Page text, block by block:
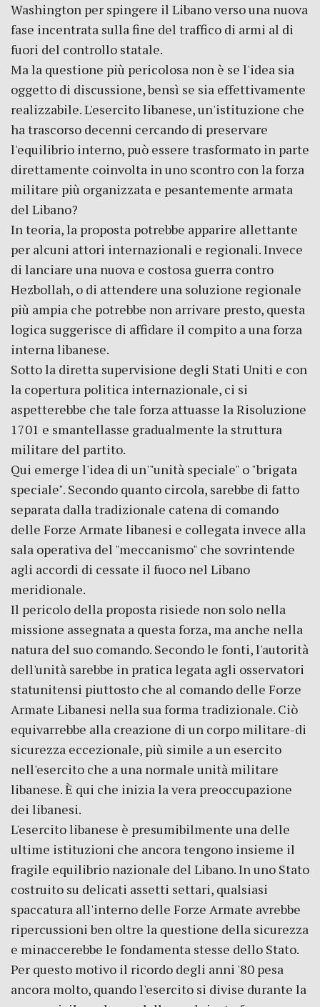
Washington per spingere il Libano verso una nuova
fase incentrata sulla fine del traffico di armi al di
fuori del controllo statale.
Ma la questione più pericolosa non è se l'idea sia
oggetto di discussione, bensì se sia effettivamente
realizzabile. L'esercito libanese, un'istituzione che
ha trascorso decenni cercando di preservare
l'equilibrio interno, può essere trasformato in parte
direttamente coinvolta in uno scontro con la forza
militare più organizzata e pesantemente armata
del Libano?
In teoria, la proposta potrebbe apparire allettante
per alcuni attori internazionali e regionali. Invece
di lanciare una nuova e costosa guerra contro
Hezbollah, o di attendere una soluzione regionale
più ampia che potrebbe non arrivare presto, questa
logica suggerisce di affidare il compito a una forza
interna libanese.
Sotto la diretta supervisione degli Stati Uniti e con
la copertura politica internazionale, ci si
aspetterebbe che tale forza attuasse la Risoluzione
1701 e smantellasse gradualmente la struttura
militare del partito.
Qui emerge l'idea di un'"unità speciale" o "brigata
speciale". Secondo quanto circola, sarebbe di fatto
separata dalla tradizionale catena di comando
delle Forze Armate libanesi e collegata invece alla
sala operativa del "meccanismo" che sovrintende
agli accordi di cessate il fuoco nel Libano
meridionale.
Il pericolo della proposta risiede non solo nella
missione assegnata a questa forza, ma anche nella
natura del suo comando. Secondo le fonti, l'autorità
dell'unità sarebbe in pratica legata agli osservatori
statunitensi piuttosto che al comando delle Forze
Armate Libanesi nella sua forma tradizionale. Ciò
equivarrebbe alla creazione di un corpo militare-di
sicurezza eccezionale, più simile a un esercito
nell'esercito che a una normale unità militare
libanese. È qui che inizia la vera preoccupazione
dei libanesi.
L'esercito libanese è presumibilmente una delle
ultime istituzioni che ancora tengono insieme il
fragile equilibrio nazionale del Libano. In uno Stato
costruito su delicati assetti settari, qualsiasi
spaccatura all'interno delle Forze Armate avrebbe
ripercussioni ben oltre la questione della sicurezza
e minaccerebbe le fondamenta stesse dello Stato.
Per questo motivo il ricordo degli anni '80 pesa
ancora molto, quando l'esercito si divise durante la